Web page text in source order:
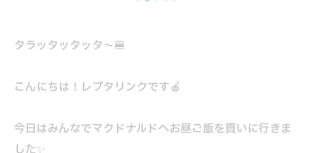
タラッタッタッタ～🍔
こんにちは！レプタリンクです🍎
今日はみんなでマクドナルドへお昼ご飯を買いに行きま
した✨